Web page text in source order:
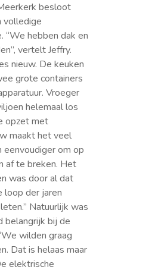
besloot
volledige
“We hebben dak en
vertelt Jeffry.
nieuw. De keuken
grote containers
Vroeger
helemaal los
opzet met
maakt het veel
eenvoudiger om op
af te breken. Het
was door al dat
loop der jaren
Natuurlijk was
belangrijk bij de
wilden graag
Dat is helaas maar
elektrische